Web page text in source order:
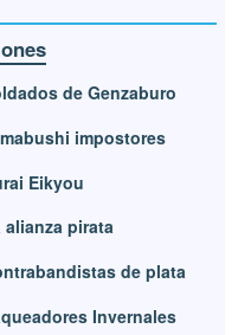
de Genzaburo
impostores
Eikyou
alianza pirata
de plata
Invernales